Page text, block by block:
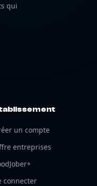
qui
un compte
entreprises
connecter